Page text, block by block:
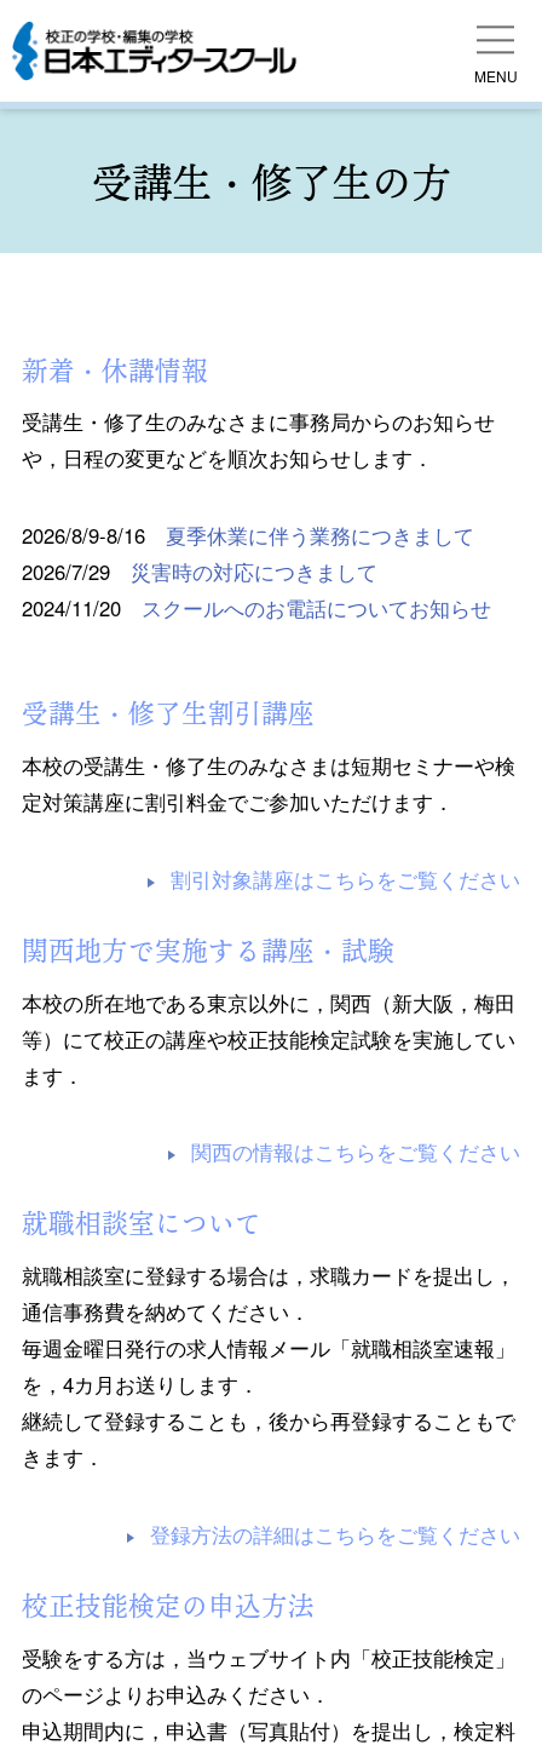
MENU
受講生・修了生の方
新着・休講情報
受講生・修了生のみなさまに事務局からのお知らせ
や，日程の変更などを順次お知らせします．
2026/8/9-8/16 夏季休業に伴う業務につきまして
2026/7/29 災害時の対応につきまして
2024/11/20 スクールへのお電話についてお知らせ
受講生・修了生割引講座
本校の受講生・修了生のみなさまは短期セミナーや検
定対策講座に割引料金でご参加いただけます．
割引対象講座はこちらをご覧ください
関西地方で実施する講座・試験
本校の所在地である東京以外に，関西（新大阪，梅田
等）にて校正の講座や校正技能検定試験を実施してい
ます．
関西の情報はこちらをご覧ください
就職相談室について
就職相談室に登録する場合は，求職カードを提出し，
通信事務費を納めてください．
毎週金曜日発行の求人情報メール「就職相談室速報」
を，4カ月お送りします．
継続して登録することも，後から再登録することもで
きます．
登録方法の詳細はこちらをご覧ください
校正技能検定の申込方法
受験をする方は，当ウェブサイト内「校正技能検定」
のページよりお申込みください．
申込期間内に，申込書（写真貼付）を提出し，検定料